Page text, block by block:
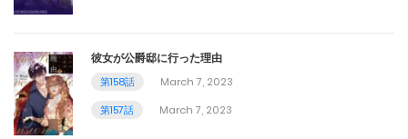
March 7, 2023
第63話
March 7, 2023
彼女が公爵邸に行った理由
第158話
March 7, 2023
第157話
March 7, 2023